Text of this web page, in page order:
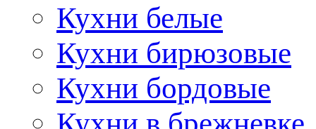
Кухни белые
Кухни бирюзовые
Кухни бордовые